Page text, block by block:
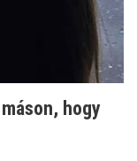
hogy